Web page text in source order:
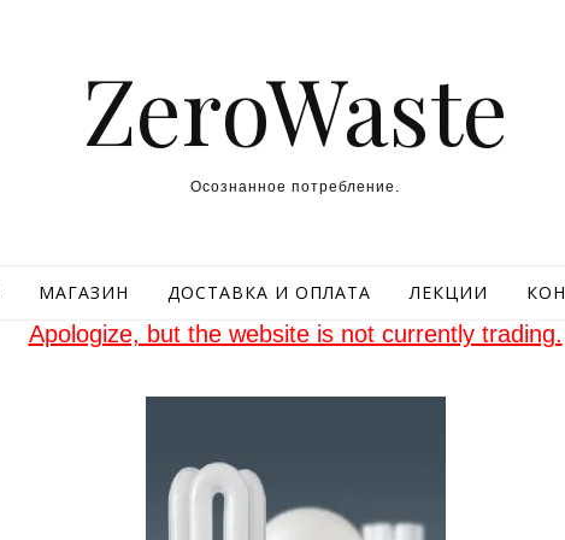
ZeroWaste
Осознанное потребление.
МАГАЗИН ДОСТАВКА И ОПЛАТА ЛЕКЦИИ
Apologize, but the website is not currently trading.